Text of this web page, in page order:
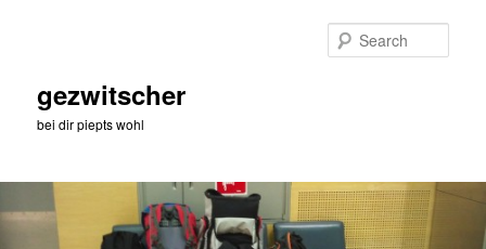
gezwitscher
bei dir piepts wohl